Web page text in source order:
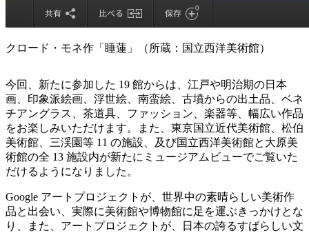
クロード・モネ作「睡蓮」（所蔵：国立西洋美術館）
今回、新たに参加した 19 館からは、江戸や明治期の日本
画、印象派絵画、浮世絵、南蛮絵、古墳からの出土品、ベネ
チアングラス、茶道具、ファッション、楽器等、幅広い作品
をお楽しみいただけます。また、東京国立近代美術館、松伯
美術館、三渓園等 11 の施設、及び国立西洋美術館と大原美
術館の全 13 施設内が新たにミュージアムビューでご覧いた
だけるようになりました。
Google アートプロジェクトが、世界中の素晴らしい美術作
品と出会い、実際に美術館や博物館に足を運ぶきっかけとな
り、また、アートプロジェクトが、日本の誇るすばらしい文